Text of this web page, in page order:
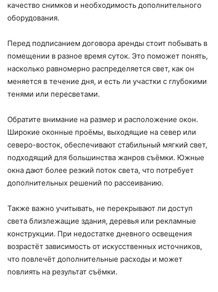
качество снимков и необходимость дополнительного
оборудования.
Перед подписанием договора аренды стоит побывать в
помещении в разное время суток. Это поможет понять,
насколько равномерно распределяется свет, как он
меняется в течение дня, и есть ли участки с глубокими
тенями или пересветами.
Обратите внимание на размер и расположение окон.
Широкие оконные проёмы, выходящие на север или
северо-восток, обеспечивают стабильный мягкий свет,
подходящий для большинства жанров съёмки. Южные
окна дают более резкий поток света, что потребует
дополнительных решений по рассеиванию.
Также важно учитывать, не перекрывают ли доступ
света близлежащие здания, деревья или рекламные
конструкции. При недостатке дневного освещения
возрастёт зависимость от искусственных источников,
что повлечёт дополнительные расходы и может
повлиять на результат съёмки.